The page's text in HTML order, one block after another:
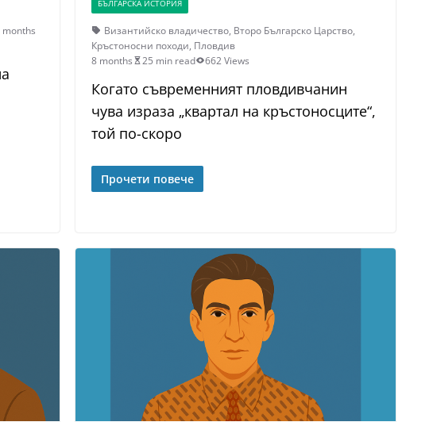
months
БЪЛГАРСКА ИСТОРИЯ
Византийско владичество, Второ Българско Царство,
Кръстоносни походи, Пловдив
8 months
25 min read 662 Views
Когато съвременният пловдивчанин
чува израза „квартал на кръстоносците“,
той по-скоро
Прочети повече